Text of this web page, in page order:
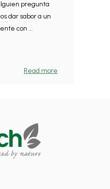
pregunta
dar sabor a un
con ...
Read more